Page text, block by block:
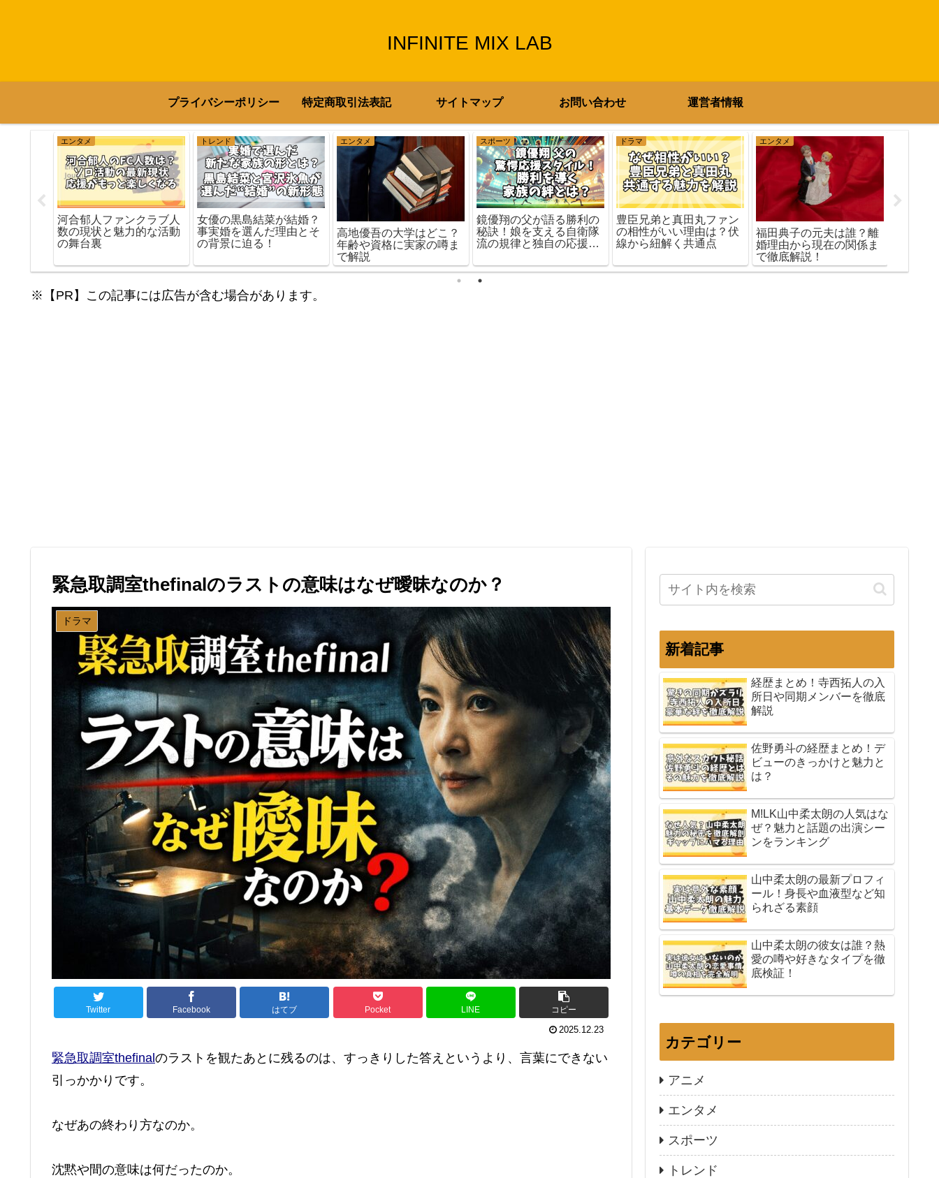
INFINITE MIX LAB
プライバシーポリシー 特定商取引法表記 サイトマップ お問い合わせ 運営者情報
エンタメ
河合郁人ファンクラブ人
数の現状と魅力的な活動
の舞台裏
トレンド
女優の黒島結菜が結婚？
事実婚を選んだ理由とそ
の背景に迫る！
エンタメ
高地優吾の大学はどこ？
年齢や資格に実家の噂ま
で解説
スポーツ
鏡優翔の父が語る勝利の
秘訣！娘を支える自衛隊
流の規律と独自の応援ス
ドラマ
豊臣兄弟と真田丸ファン
の相性がいい理由は？伏
線から紐解く共通点
エンタメ
福田典子の元夫は誰？離
婚理由から現在の関係ま
で徹底解説！
※【PR】この記事には広告が含む場合があります。
緊急取調室thefinalのラストの意味はなぜ曖昧なのか？
ドラマ
Twitter Facebook はてブ Pocket LINE コピー
2025.12.23
緊急取調室thefinalのラストを観たあとに残るのは、すっきりした答えというより、言葉にできない
引っかかりです。
なぜあの終わり方なのか。
沈黙や間の意味は何だったのか。
新着記事
経歴まとめ！寺西拓人の入
所日や同期メンバーを徹底
解説
佐野勇斗の経歴まとめ！デ
ビューのきっかけと魅力と
は？
M!LK山中柔太朗の人気はな
ぜ？魅力と話題の出演シー
ンをランキング
山中柔太朗の最新プロフィ
ール！身長や血液型など知
られざる素顔
山中柔太朗の彼女は誰？熱
愛の噂や好きなタイプを徹
底検証！
カテゴリー
アニメ
エンタメ
スポーツ
トレンド